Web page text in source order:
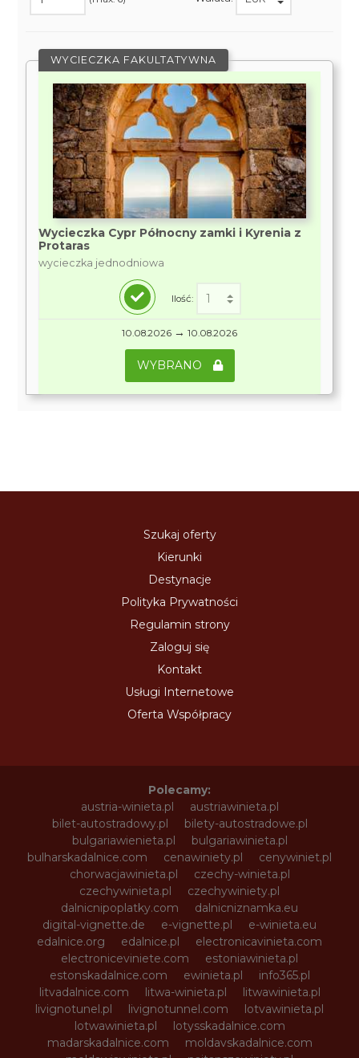
WYCIECZKA FAKULTATYWNA
Wycieczka Cypr Północny zamki i Kyrenia z
Protaras
wycieczka jednodniowa
Ilość:
10.08.2026 → 10.08.2026
WYBRANO
Szukaj oferty
Kierunki
Destynacje
Polityka Prywatności
Regulamin strony
Zaloguj się
Kontakt
Usługi Internetowe
Oferta Współpracy
Polecamy:
austria-winieta.pl
austriawinieta.pl
bilet-autostradowy.pl
bilety-autostradowe.pl
bulgariawienieta.pl
bulgariawinieta.pl
bulharskadalnice.com
cenawiniety.pl
cenywiniet.pl
chorwacjawinieta.pl
czechy-winieta.pl
czechywinieta.pl
czechywiniety.pl
dalnicnipoplatky.com
dalnicniznamka.eu
digital-vignette.de
e-vignette.pl
e-winieta.eu
edalnice.org
edalnice.pl
electronicavinieta.com
electroniceviniete.com
estoniawinieta.pl
estonskadalnice.com
ewinieta.pl
info365.pl
litvadalnice.com
litwa-winieta.pl
litwawinieta.pl
livignotunel.pl
livignotunnel.com
lotvawinieta.pl
lotwawinieta.pl
lotysskadalnice.com
madarskadalnice.com
moldavskadalnice.com